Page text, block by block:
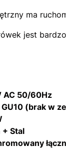
ma
jest
50/60Hz
(brak w
Stal